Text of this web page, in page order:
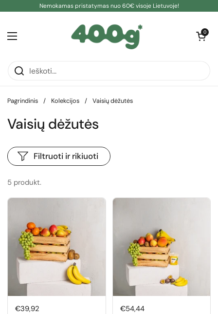
Pereiti prie turinioNemokamas pristatymas nuo 60€ visoje Lietuvoje!
Atidaryti meniu
Atidaryti
0
Pagrindinis / Kolekcijos / Vaisių dėžutės
Vaisių dėžutės
5 produkt.
Filtruoti ir rikiuoti
Normali kaina
€39,92 Normali kaina
€54,44